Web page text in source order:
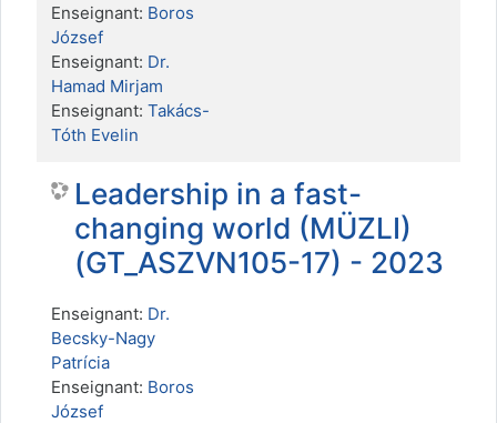
Enseignant: Boros
József
Enseignant: Dr.
Hamad Mirjam
Enseignant: Takács-
Tóth Evelin
Leadership in a fast-
changing world (MÜZLI)
(GT_ASZVN105-17) - 2023
Enseignant: Dr.
Becsky-Nagy
Patrícia
Enseignant: Boros
József